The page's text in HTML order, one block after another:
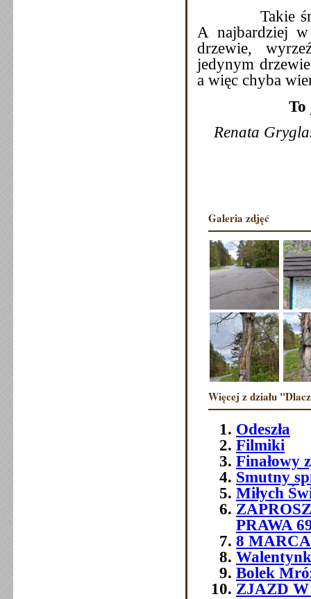
Takie
A najbardziej w
drzewie,
jedynym
a więc chyba
To
Renata
Galeria zdjęć
Więcej z działu
Odeszła
Filmiki
Finałowy
Smutny
Miłych
PRAWA
8
Bolek
ZJAZD W